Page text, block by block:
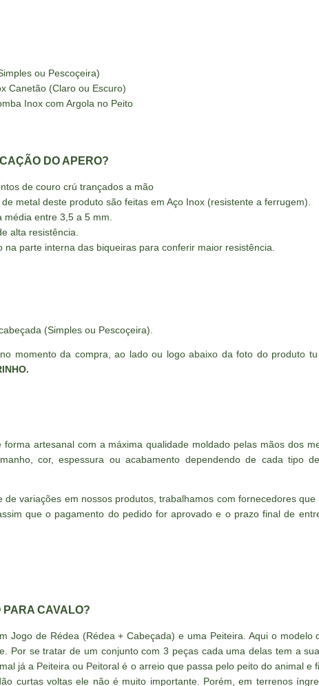
ou Pescoçeira)
Canetão (Claro ou Escuro)
Inox com Argola no Peito
DO APERO?
de couro crú trançados a mão
metal deste produto são feitas em Aço Inox (resistente a ferrugem).
entre 3,5 a 5 mm.
alta resistência.
na parte interna das biqueiras para conferir maior resistência.
(Simples ou Pescoçeira).
momento da compra, ao lado ou logo abaixo da foto do produto
artesanal com a máxima qualidade moldado pelas mãos dos
cor, espessura ou acabamento dependendo de cada tipo
variações em nossos produtos, trabalhamos com fornecedores
que o pagamento do pedido for aprovado e o prazo final de
PARA CAVALO?
Jogo de Rédea (Rédea + Cabeçada) e uma Peiteira. Aqui o modelo
Por se tratar de um conjunto com 3 peças cada uma delas tem a
já a Peiteira ou Peitoral é o arreio que passa pelo peito do animal e
curtas voltas ele não é muito importante. Porém, em terrenos